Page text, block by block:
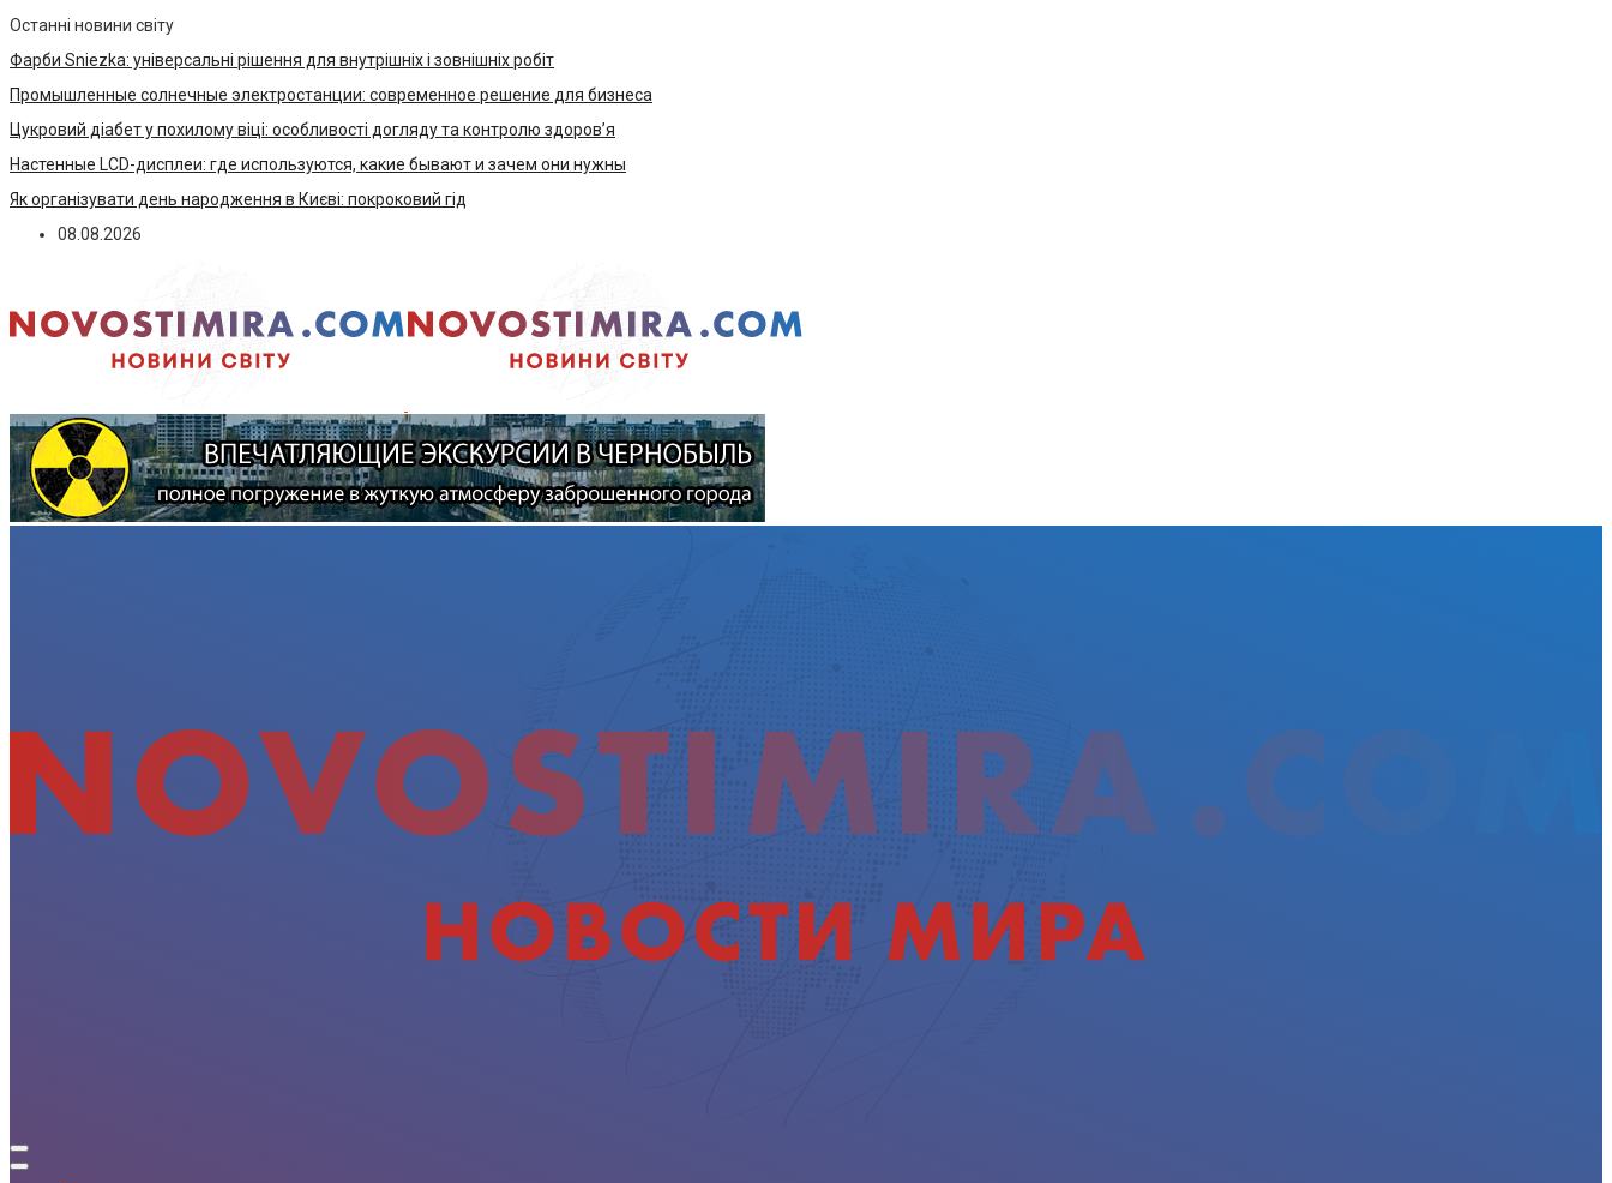
Останні новини світу
Фарби Sniezka: універсальні рішення для внутрішніх і зовнішніх робіт
Промышленные солнечные электростанции: современное решение для бизнеса
Цукровий діабет у похилому віці: особливості догляду та контролю здоров’я
Настенные LCD-дисплеи: где используются, какие бывают и зачем они нужны
Як організувати день народження в Києві: покроковий гід
08.08.2026